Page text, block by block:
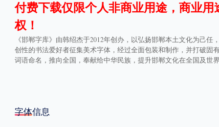
格式
.TTF
地区
付费下载仅限个人非商业用途，商业
权！
《邯郸字库》由韩绍杰于2012年创办，以弘扬邯郸本土文化为己
创性的书法爱好者征集美术字体，经过全面包装和制作，并打破
词语命名，推向全国，奉献给中华民族，提升邯郸文化在全国及世
字体信息